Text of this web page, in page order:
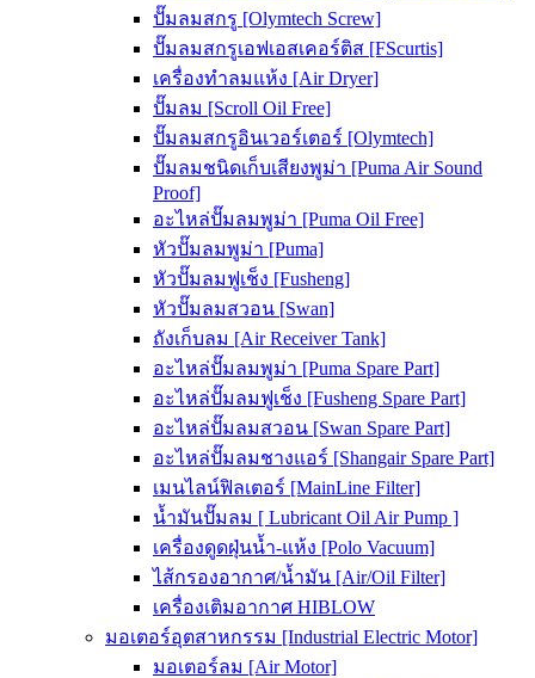
ปั๊มลมสกรู [Olymtech Screw]
ปั๊มลมสกรูเอฟเอสเคอร์ติส [FScurtis]
เครื่องทำลมแห้ง [Air Dryer]
ปั๊มลม [Scroll Oil Free]
ปั๊มลมสกรูอินเวอร์เตอร์ [Olymtech]
ปั๊มลมชนิดเก็บเสียงพูม่า [Puma Air Sound
Proof]
อะไหล่ปั๊มลมพูม่า [Puma Oil Free]
หัวปั๊มลมพูม่า [Puma]
หัวปั๊มลมฟูเช็ง [Fusheng]
หัวปั๊มลมสวอน [Swan]
ถังเก็บลม [Air Receiver Tank]
อะไหล่ปั๊มลมพูม่า [Puma Spare Part]
อะไหล่ปั๊มลมฟูเช็ง [Fusheng Spare Part]
อะไหล่ปั๊มลมสวอน [Swan Spare Part]
อะไหล่ปั๊มลมชางแอร์ [Shangair Spare Part]
เมนไลน์ฟิลเตอร์ [MainLine Filter]
น้ำมันปั๊มลม [ Lubricant Oil Air Pump ]
เครื่องดูดฝุ่นน้ำ-แห้ง [Polo Vacuum]
ไส้กรองอากาศ/น้ำมัน [Air/Oil Filter]
เครื่องเติมอากาศ HIBLOW
มอเตอร์อุตสาหกรรม [Industrial Electric Motor]
มอเตอร์ลม [Air Motor]